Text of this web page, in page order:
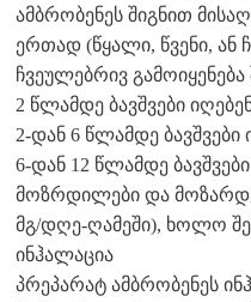
ამბრობენეს შიგნით
ერთად (წყალი, წვენი,
ჩვეულებრივ
2 წლამდე ბავშვები
2-დან 6 წლამდე
6-დან 12 წლამდე
მოზრდილები და
მგ/დღე-ღამეში), ხოლო
ინჰალაცია
პრეპარატ ამბრობენეს